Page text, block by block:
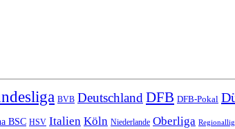
BVB DeutschlandDFB DFB-Pokal
BSC HSV Italien Köln Niederlande Oberliga